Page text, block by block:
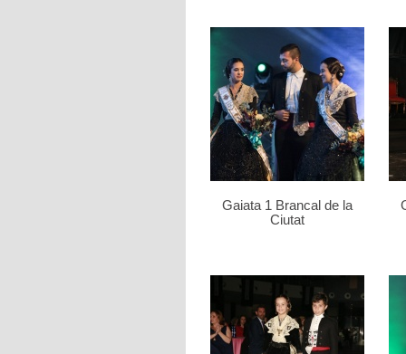
Gaiata 1 Brancal de la
Ciutat